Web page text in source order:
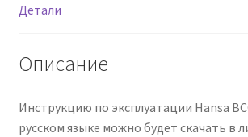
Детали
Описание
Инструкцию по эксплуатации Hansa
русском языке можно будет скачать в